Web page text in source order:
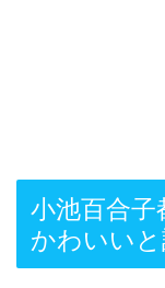
小池百合
かわいいと